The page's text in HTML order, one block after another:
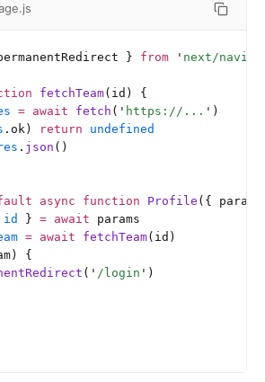
} from ' next/
fetchTeam(id) {
= await fetch ( ' https://... ' )
.ok) return undefined
. json ()
async function Profile ({
id } = await params
= await fetchTeam(id)
{
( ' /login ' )